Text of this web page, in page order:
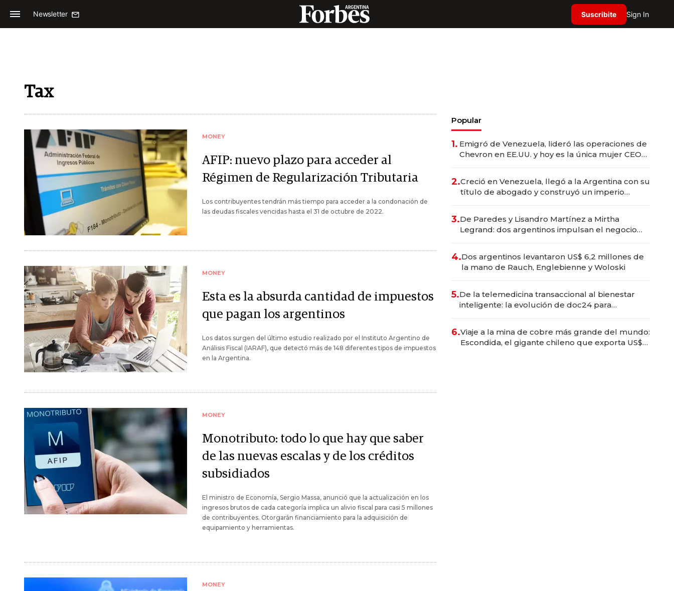
Newsletter Suscribite Sign In
Tax
MONEY
AFIP: nuevo plazo para acceder al
Régimen de Regularización Tributaria
Los contribuyentes tendrán más tiempo para acceder a la condonación de
las deudas fiscales vencidas hasta el 31 de octubre de 2022.
MONEY
Esta es la absurda cantidad de impuestos
que pagan los argentinos
Los datos surgen del último estudio realizado por el Instituto Argentino de
Análisis Fiscal (IARAF), que detectó más de 148 diferentes tipos de impuestos
en la Argentina.
MONEY
Monotributo: todo lo que hay que saber
de las nuevas escalas y de los créditos
subsidiados
El ministro de Economía, Sergio Massa, anunció que la actualización en los
ingresos brutos de cada categoría implica un alivio fiscal para casi 5 millones
de contribuyentes. Otorgarán financiamiento para la adquisición de
equipamiento y herramientas.
MONEY
Popular
1. Emigró de Venezuela, lideró las operaciones de
Chevron en EE.UU. y hoy es la única mujer CEO
2.Creció en Venezuela, llegó a la Argentina con su
título de abogado y construyó un imperio
3.De Paredes y Lisandro Martínez a Mirtha
Legrand: dos argentinos impulsan el negocio
4.Dos argentinos levantaron US$ 6,2 millones de
la mano de Rauch, Englebienne y Woloski
5.De la telemedicina transaccional al bienestar
inteligente: la evolución de doc24 para
6.Viaje a la mina de cobre más grande del mundo:
Escondida, el gigante chileno que exporta US$